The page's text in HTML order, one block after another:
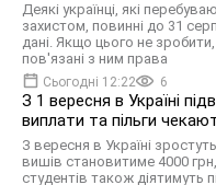
Деякі українці, які
захистом, повинні до 31
дані. Якщо цього не
пов'язані з ним права
Сьогодні 12:22 6
З 1 вересня в Україні
виплати та пільги
З вересня в Україні
вишів становитиме 4000
студентів також діятимуть